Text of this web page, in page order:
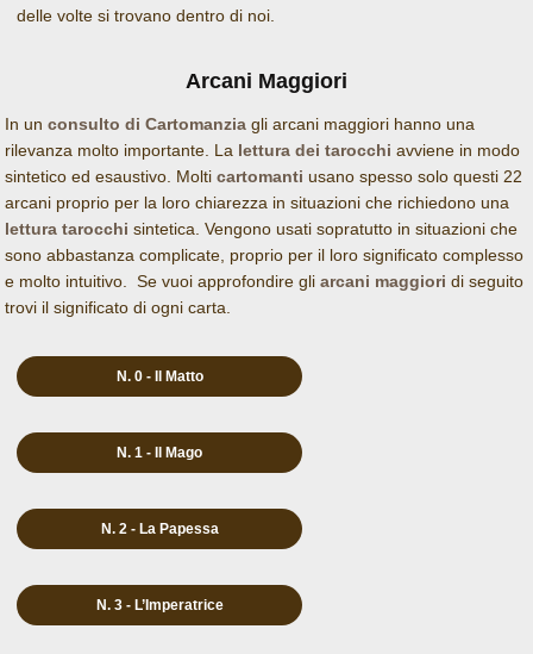
delle volte si trovano dentro di noi.
Arcani Maggiori
In unconsulto di Cartomanzia gli arcani maggiori hanno una
rilevanza molto importante. La lettura dei tarocchi avviene in modo
sintetico ed esaustivo. Molticartomanti usano spesso solo questi 22
arcani proprio per la loro chiarezza in situazioni che richiedono una
lettura tarocchi sintetica. Vengono usati sopratutto in situazioni che
sono abbastanza complicate, proprio per il loro significato complesso
e molto intuitivo. Se vuoi approfondire gliarcani maggiori di seguito
trovi il significato di ogni carta.
N. 0 - Il Matto
N. 1 - Il Mago
N. 2 - La Papessa
N. 3 - L’Imperatrice